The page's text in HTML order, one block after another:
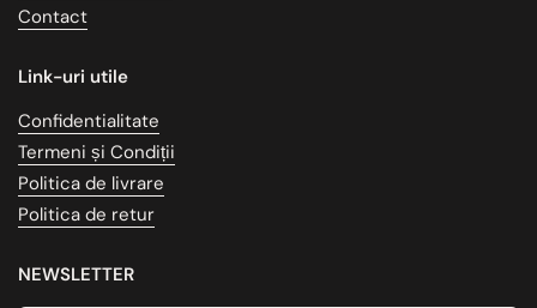
Contact
Link-uri utile
Confidentialitate
Termeni și Condiții
Politica de livrare
Politica de retur
NEWSLETTER